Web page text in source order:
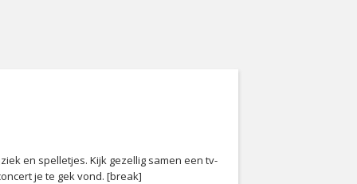
en spelletjes. Kijk gezellig samen een tv-
je te gek vond. [break]